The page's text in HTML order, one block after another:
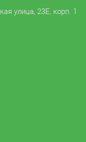
улица, 23Е, корп. 1